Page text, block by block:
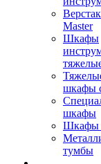
Master
Шкафы
шкафы
шкафы
Шкафы
тумбы